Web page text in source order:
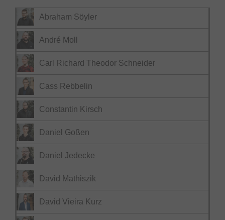
Abraham Söyler
André Moll
Carl Richard Theodor Schneider
Cass Rebbelin
Constantin Kirsch
Daniel Goßen
Daniel Jedecke
David Mathiszik
David Vieira Kurz